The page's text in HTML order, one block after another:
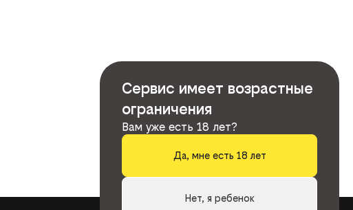
Сервис имеет возрастные
ограничения
Вам уже есть 18 лет?
Да, мне есть 18 лет
Нет, я ребенок